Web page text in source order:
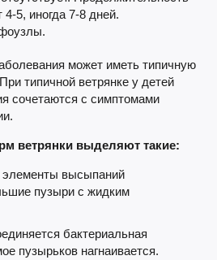
4-5, иногда 7-8 дней.
может иметь типичную
типичной ветрянке у детей
сочетаются с симптомами
ветрянки выделяют такие:
высыпаний
пузыри с жидким
бактериальная
пузырьков нагнаивается.